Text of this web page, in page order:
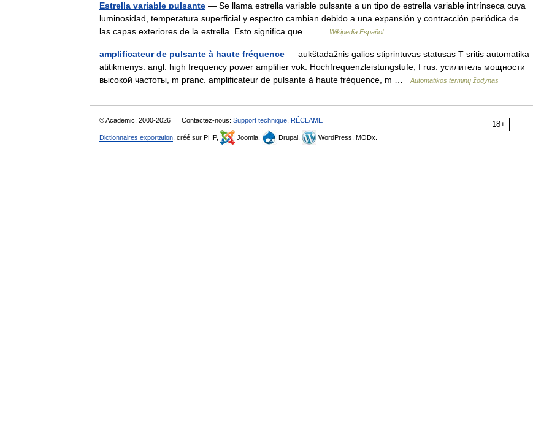
Estrella variable pulsante — Se llama estrella variable pulsante a un tipo de estrella variable intrínseca cuya
luminosidad, temperatura superficial y espectro cambian debido a una expansión y contracción periódica de
las capas exteriores de la estrella. Esto significa que… …
Wikipedia Español
amplificateur de pulsante à haute fréquence — aukštadažnis galios stiprintuvas statusas T sritis automatika
atitikmenys: angl. high frequency power amplifier vok. Hochfrequenzleistungstufe, f rus. усилитель мощности
высокой частоты, m pranc. amplificateur de pulsante à haute fréquence, m …
Automatikos terminų žodynas
18+
© Academic, 2000-2026 Contactez-nous: Support technique RÉCLAME
Dictionnaires exportation , créé sur PHP, Joomla, Drupal, WordPress, MODx.